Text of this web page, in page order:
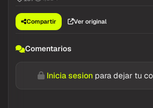
Compartir Ver original
Comentarios
Inicia sesion para dejar tu